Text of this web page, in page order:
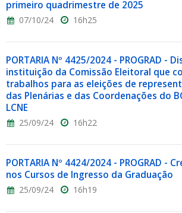
primeiro quadrimestre de 2025
07/10/24 16h25
PORTARIA Nº 4425/2024 - PROGRAD -
instituição da Comissão Eleitoral que
trabalhos para as eleições de
das Plenárias e das Coordenações do
LCNE
25/09/24 16h22
PORTARIA Nº 4424/2024 - PROGRAD -
nos Cursos de Ingresso da Graduação
25/09/24 16h19